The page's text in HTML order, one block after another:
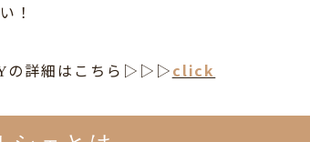
！
の詳細はこちら▷▷▷click